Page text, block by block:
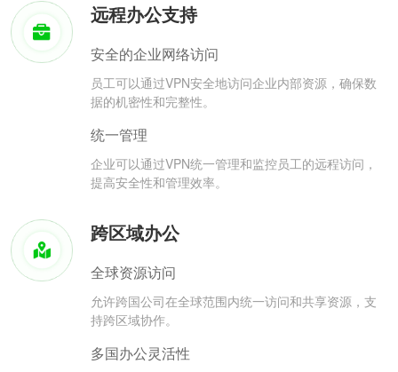
远程办公支持
安全的企业网络访问
员工可以通过VPN安全地访问企业内部资源，确保数
据的机密性和完整性。
统一管理
企业可以通过VPN统一管理和监控员工的远程访问，
提高安全性和管理效率。
跨区域办公
全球资源访问
允许跨国公司在全球范围内统一访问和共享资源，支
持跨区域协作。
多国办公灵活性